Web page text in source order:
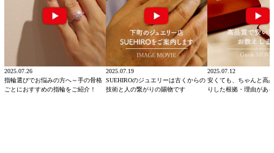
2025.07.26
指輪選びでお悩みの方へ～手の骨格
ごとにおすすめの指輪をご紹介！
2025.07.19
SUEHIROのジュエリーは古くからの
技術と人の繋がりの賜物です
2025.07.12
安くても、ちゃんと高
りした根拠・理由があ